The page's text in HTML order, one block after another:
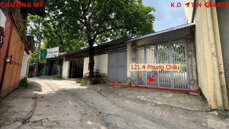
CHƯƠNG MỸ K.D T.N 4616